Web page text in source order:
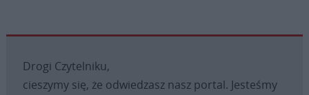
Drogi Czytelniku,
cieszymy się, że odwiedzasz nasz portal. Jesteśmy